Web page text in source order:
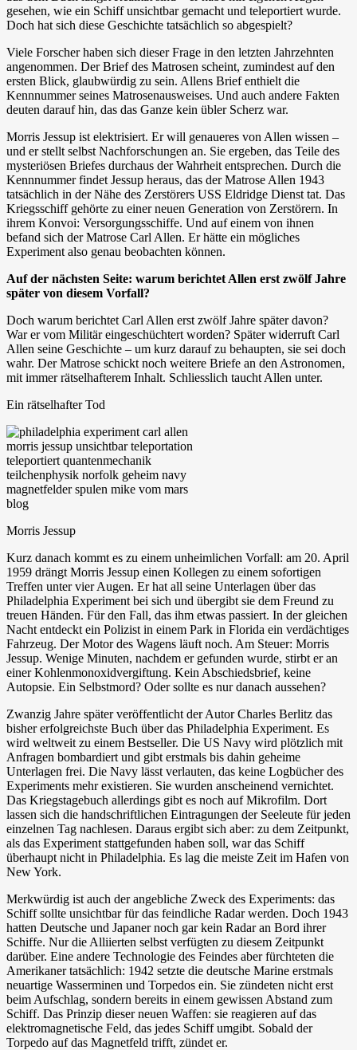
gesehen, wie ein Schiff unsichtbar gemacht und teleportiert wurde.
Doch hat sich diese Geschichte tatsächlich so abgespielt?
Viele Forscher haben sich dieser Frage in den letzten Jahrzehnten
angenommen. Der Brief des Matrosen scheint, zumindest auf den
ersten Blick, glaubwürdig zu sein. Allens Brief enthielt die
Kennnummer seines Matrosenausweises. Und auch andere Fakten
deuten darauf hin, das das Ganze kein übler Scherz war.
Morris Jessup ist elektrisiert. Er will genaueres von Allen wissen –
und er stellt selbst Nachforschungen an. Sie ergeben, das Teile des
mysteriösen Briefes durchaus der Wahrheit entsprechen. Durch die
Kennnummer findet Jessup heraus, das der Matrose Allen 1943
tatsächlich in der Nähe des Zerstörers USS Eldridge Dienst tat. Das
Kriegsschiff gehörte zu einer neuen Generation von Zerstörern. In
ihrem Konvoi: Versorgungsschiffe. Und auf einem von ihnen
befand sich der Matrose Carl Allen. Er hätte ein mögliches
Experiment also genau beobachten können.
Auf der nächsten Seite: warum berichtet Allen erst zwölf Jahre
später von diesem Vorfall?
Doch warum berichtet Carl Allen erst zwölf Jahre später davon?
War er vom Militär eingeschüchtert worden? Später widerruft Carl
Allen seine Geschichte – um kurz darauf zu behaupten, sie sei doch
wahr. Der Matrose schickt noch weitere Briefe an den Astronomen,
mit immer rätselhafterem Inhalt. Schliesslich taucht Allen unter.
Ein rätselhafter Tod
Morris Jessup
Kurz danach kommt es zu einem unheimlichen Vorfall: am 20. April
1959 drängt Morris Jessup einen Kollegen zu einem sofortigen
Treffen unter vier Augen. Er hat all seine Unterlagen über das
Philadelphia Experiment bei sich und übergibt sie dem Freund zu
treuen Händen. Für den Fall, das ihm etwas passiert. In der gleichen
Nacht entdeckt ein Polizist in einem Park in Florida ein verdächtiges
Fahrzeug. Der Motor des Wagens läuft noch. Am Steuer: Morris
Jessup. Wenige Minuten, nachdem er gefunden wurde, stirbt er an
einer Kohlenmonoxidvergiftung. Kein Abschiedsbrief, keine
Autopsie. Ein Selbstmord? Oder sollte es nur danach aussehen?
Zwanzig Jahre später veröffentlicht der Autor Charles Berlitz das
bisher erfolgreichste Buch über das Philadelphia Experiment. Es
wird weltweit zu einem Bestseller. Die US Navy wird plötzlich mit
Anfragen bombardiert und gibt erstmals bis dahin geheime
Unterlagen frei. Die Navy lässt verlauten, das keine Logbücher des
Experiments mehr existieren. Sie wurden anscheinend vernichtet.
Das Kriegstagebuch allerdings gibt es noch auf Mikrofilm. Dort
lassen sich die handschriftlichen Eintragungen der Seeleute für jeden
einzelnen Tag nachlesen. Daraus ergibt sich aber: zu dem Zeitpunkt,
als das Experiment stattgefunden haben soll, war das Schiff
überhaupt nicht in Philadelphia. Es lag die meiste Zeit im Hafen von
New York.
Merkwürdig ist auch der angebliche Zweck des Experiments: das
Schiff sollte unsichtbar für das feindliche Radar werden. Doch 1943
hatten Deutsche und Japaner noch gar kein Radar an Bord ihrer
Schiffe. Nur die Alliierten selbst verfügten zu diesem Zeitpunkt
darüber. Eine andere Technologie des Feindes aber fürchteten die
Amerikaner tatsächlich: 1942 setzte die deutsche Marine erstmals
neuartige Wasserminen und Torpedos ein. Sie zündeten nicht erst
beim Aufschlag, sondern bereits in einem gewissen Abstand zum
Schiff. Das Prinzip dieser neuen Waffen: sie reagieren auf das
elektromagnetische Feld, das jedes Schiff umgibt. Sobald der
Torpedo auf das Magnetfeld trifft, zündet er.